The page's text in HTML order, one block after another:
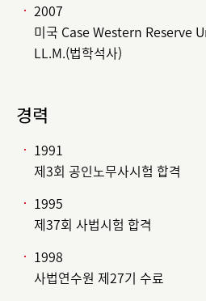
2007
미국 Case Western Reserve
LL.M.(법학석사)
경력
1991
제3회 공인노무사시험 합격
1995
제37회 사법시험 합격
1998
사법연수원 제27기 수료